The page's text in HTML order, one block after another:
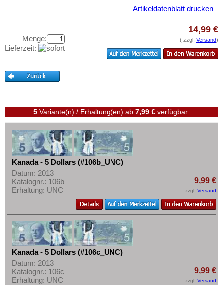
Peru
St. Lucia
St. Vincent
Surinam
Trinidad und Tobago
Uruguay
USA
Venezuela
Kataloge
Aufbewahrung
Kontakt
Preislisten
Ankauf
Erhaltungsgrade
Gratisbanknoten
Mehr über...
Zahlungsbedingungen
Privatsphäre und Datenschutz
Widerrufsbelehrung
Artikeldatenblatt drucken
Menge:
Lieferzeit:
14,99 €
( zzgl. Versand)
5 Variante(n) / Erhaltung(en) ab 7,99 € verfügbar:
Kanada - 5 Dollars (#106b_UNC)
Datum: 2013
Katalognr.: 106b
Erhaltung: UNC
9,99 €
zzgl. Versand
Kanada - 5 Dollars (#106c_UNC)
Datum: 2013
Katalognr.: 106c
Erhaltung: UNC
9,99 €
zzgl. Versand